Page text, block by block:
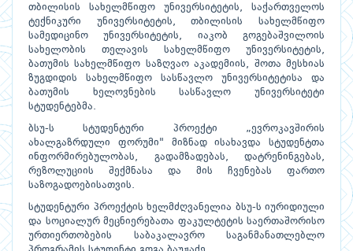
თბილისის სახელმწიფო უნივერსიტეტის, საქართველოს
ტექნიკური უნივერსიტეტის, თბილისის სახელმწიფო
სამედიცინო უნივერსიტეტის, იაკობ გოგებაშვილოის
სახელობის თელავის სახელმწიფო უნივერსიტეტის,
ბათუმის სახელმწიფო საზღვაო აკადემიის, შოთა მესხიას
ზუგდიდის სახელმწიფო სასწავლო უნივერსიტეტისა და
ბათუმის ხელოვნების სასწავლო უნივერსიტეტი
სტუდენტებმა.
ბსუ-ს სტუდენტური პროექტი „ევროკავშირის
ახალგაზრდული ფორუმი" მიზნად ისახავდა სტუდენტთა
ინფორმირებულობას, გადამზადებას, დატრენინგებას,
რეზოლუციის შექმნასა და მის ჩვენებას ფართო
საზოგადოებისათვის.
სტუდენტური პროექტის ხელმძღვანელია ბსუ-ს იურიდიული
და სოციალურ მეცნიერებათა ფაკულტეტის საერთაშორისო
ურთიერთობების საბაკალავრო საგანმანათლებლო